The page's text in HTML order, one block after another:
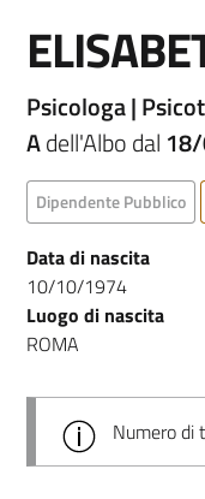
Psicologa |
Adell'Albo dal
Dipendente Pubblico
Data di nascita
10/10/1974
Luogo di nascita
ROMA
Numero di